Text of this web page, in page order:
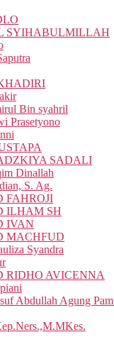
SYIHABULMILLAH
Bin syahril
Prasetyono
SADALI
Dinallah
S. Ag.
FAHROJI
ILHAM SH
IVAN
MACHFUD
Syandra
RIDHO AVICENNA
Abdullah Agung